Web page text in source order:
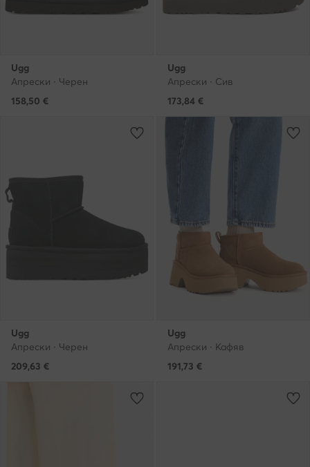
Ugg
Апрески · Черен
158,50 €
Ugg
Апрески · Сив
173,84 €
Ugg
Апрески · Черен
209,63 €
Ugg
Апрески · Кафяв
191,73 €